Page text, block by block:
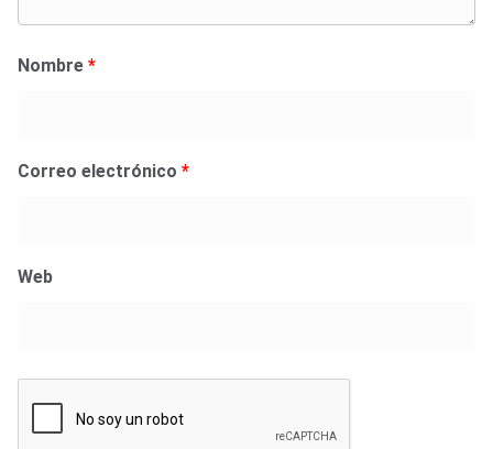
Nombre *
Correo electrónico *
Web